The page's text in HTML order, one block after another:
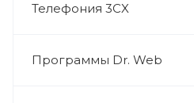
Телефония 3CX
Программы Dr. Web